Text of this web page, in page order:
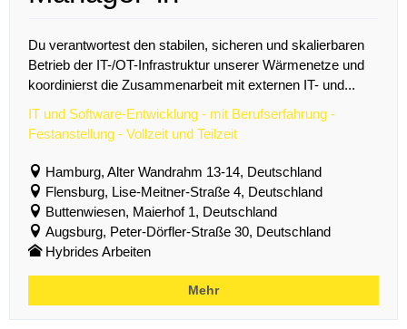
Du verantwortest den stabilen, sicheren und skalierbaren
Betrieb der IT-/OT-Infrastruktur unserer Wärmenetze und
koordinierst die Zusammenarbeit mit externen IT- und...
IT und Software-Entwicklung - mit Berufserfahrung -
Festanstellung - Vollzeit und Teilzeit
Hamburg, Alter Wandrahm 13-14, Deutschland
Flensburg, Lise-Meitner-Straße 4, Deutschland
Buttenwiesen, Maierhof 1, Deutschland
Augsburg, Peter-Dörfler-Straße 30, Deutschland
Hybrides Arbeiten
Mehr